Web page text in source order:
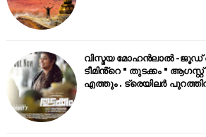
വിസ്മയ മോഹൻലാൽ -
ടീമിൻ്റെ " തുടക്കം "
എത്തും . ട്രെയിലർ